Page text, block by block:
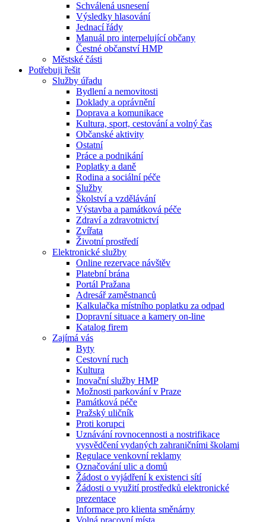
Schválená usnesení
Výsledky hlasování
Jednací řády
Manuál pro interpelující občany
Čestné občanství HMP
Městské části
Potřebuji řešit
Služby úřadu
Bydlení a nemovitosti
Doklady a oprávnění
Doprava a komunikace
Kultura, sport, cestování a volný čas
Občanské aktivity
Ostatní
Práce a podnikání
Poplatky a daně
Rodina a sociální péče
Služby
Školství a vzdělávání
Výstavba a památková péče
Zdraví a zdravotnictví
Zvířata
Životní prostředí
Elektronické služby
Online rezervace návštěv
Platební brána
Portál Pražana
Adresář zaměstnanců
Kalkulačka místního poplatku za odpad
Dopravní situace a kamery on-line
Katalog firem
Zajímá vás
Byty
Cestovní ruch
Kultura
Inovační služby HMP
Možnosti parkování v Praze
Památková péče
Pražský uličník
Proti korupci
Uznávání rovnocennosti a nostrifikace
vysvědčení vydaných zahraničními školami
Regulace venkovní reklamy
Označování ulic a domů
Žádost o vyjádření k existenci sítí
Žádosti o využití prostředků elektronické
prezentace
Informace pro klienta směnárny
Volná pracovní místa